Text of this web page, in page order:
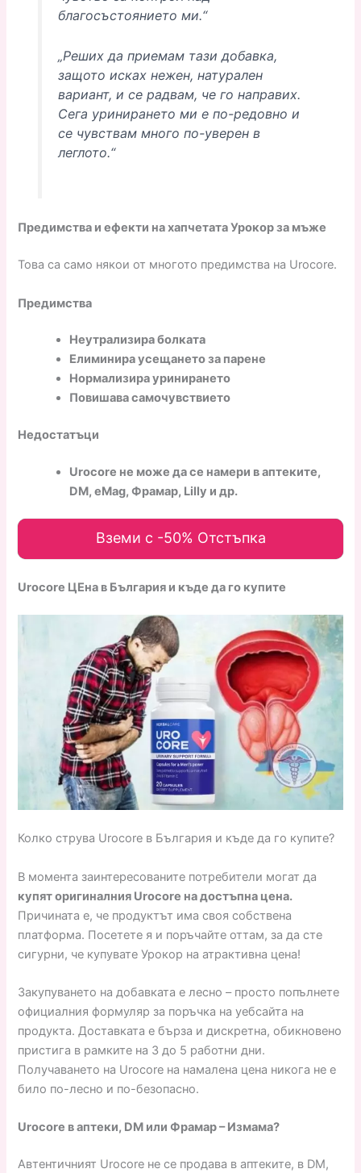
благосъстоянието ми.“
„Реших да приемам тази добавка,
защото исках нежен, натурален
вариант, и се радвам, че го направих.
Сега уринирането ми е по-редовно и
се чувствам много по-уверен в
леглото.“
Предимства и ефекти на хапчетата Урокор за мъже
Това са само някои от многото предимства на Urocore.
Предимства
Неутрализира болката
Елиминира усещането за парене
Нормализира уринирането
Повишава самочувствието
Недостатъци
Urocore не може да се намери в аптеките,
DM, eMag, Фрамар, Lilly и др.
Вземи с -50% Отстъпка
Urocore ЦЕна в България и къде да го купите
Колко струва Urocore в България и къде да го купите?
В момента заинтересованите потребители могат да
купят оригиналния Urocore на достъпна цена.
Причината е, че продуктът има своя собствена
платформа. Посетете я и поръчайте оттам, за да сте
сигурни, че купувате Урокор на атрактивна цена!
Закупуването на добавката е лесно – просто попълнете
официалния формуляр за поръчка на уебсайта на
продукта. Доставката е бърза и дискретна, обикновено
пристига в рамките на 3 до 5 работни дни.
Получаването на Urocore на намалена цена никога не е
било по-лесно и по-безопасно.
Urocore в аптеки, DM или Фрамар – Измама?
Автентичният Urocore не се продава в аптеките, в DM,